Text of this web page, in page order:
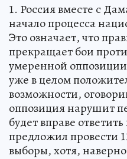
1. Россия вместе с
начало процесса
Это означает, что
прекращает бои
умеренной
уже в целом
возможности,
оппозиция нарушит
будет вправе
предложил провести
выборы, хотя,